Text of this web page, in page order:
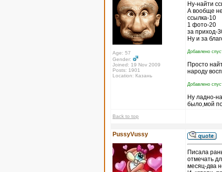
Age: 57
Gender:
Joined: 19 Nov 2009
Posts: 1901
Location: Казань
Ну-найти
А вообще
ссылка-10
1 фото-20
за приход-
Ну и за
Добавлено
Просто
народу
Добавлено
Ну ладно-
было,мой
Back to top
PussyVussy
Писала
отмечать
месяц-два